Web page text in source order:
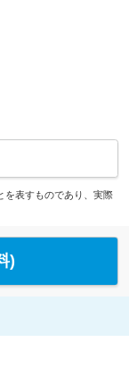
を表すものであり、実際
)